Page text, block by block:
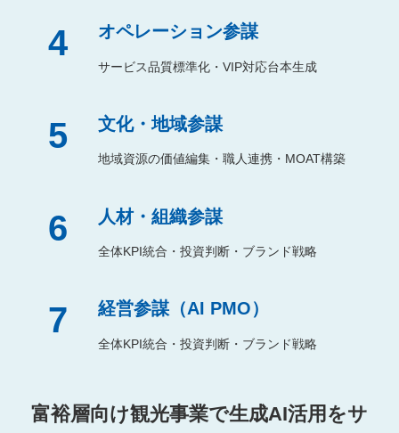
4 オペレーション参謀
サービス品質標準化・VIP対応台本生成
5 文化・地域参謀
地域資源の価値編集・職人連携・MOAT構築
6 人材・組織参謀
全体KPI統合・投資判断・ブランド戦略
7 経営参謀（AI PMO）
全体KPI統合・投資判断・ブランド戦略
富裕層向け観光事業で生成AI活用をサ